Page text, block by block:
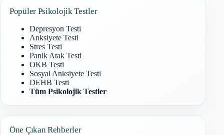
Popüler Psikolojik Testler
Depresyon Testi
Anksiyete Testi
Stres Testi
Panik Atak Testi
OKB Testi
Sosyal Anksiyete Testi
DEHB Testi
Tüm Psikolojik Testler
Öne Çıkan Rehberler